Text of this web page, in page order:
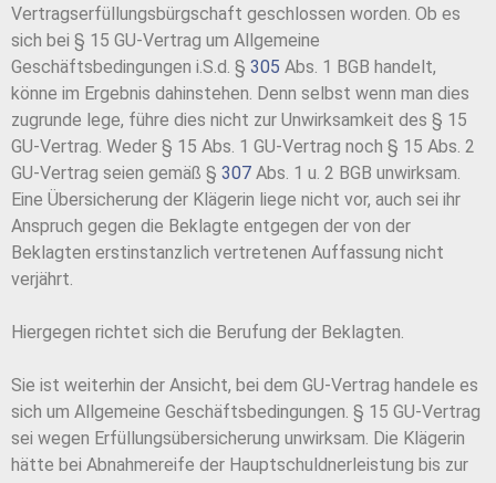
Vertragserfüllungsbürgschaft geschlossen worden. Ob es
sich bei § 15 GU-Vertrag um Allgemeine
Geschäftsbedingungen i.S.d. § 305 Abs. 1 BGB handelt,
könne im Ergebnis dahinstehen. Denn selbst wenn man dies
zugrunde lege, führe dies nicht zur Unwirksamkeit des § 15
GU-Vertrag. Weder § 15 Abs. 1 GU-Vertrag noch § 15 Abs. 2
GU-Vertrag seien gemäß § 307 Abs. 1 u. 2 BGB unwirksam.
Eine Übersicherung der Klägerin liege nicht vor, auch sei ihr
Anspruch gegen die Beklagte entgegen der von der
Beklagten erstinstanzlich vertretenen Auffassung nicht
verjährt.
Hiergegen richtet sich die Berufung der Beklagten.
Sie ist weiterhin der Ansicht, bei dem GU-Vertrag handele es
sich um Allgemeine Geschäftsbedingungen. § 15 GU-Vertrag
sei wegen Erfüllungsübersicherung unwirksam. Die Klägerin
hätte bei Abnahmereife der Hauptschuldnerleistung bis zur